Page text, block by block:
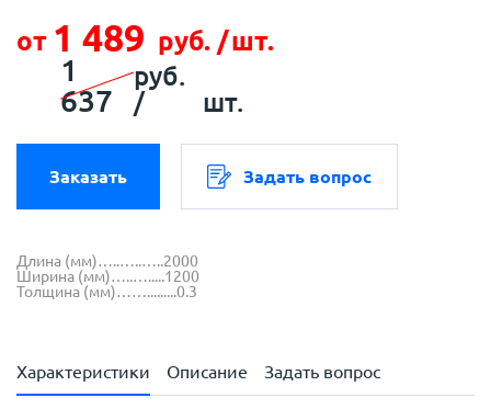
от 1 489 руб. /шт.
1
637
руб.
/
шт.
Заказать Задать вопрос
Длина (мм)…..…..…..2000
Ширина (мм)…..….....1200
Толщина (мм)…….........0.3
Характеристики Описание Задать вопрос